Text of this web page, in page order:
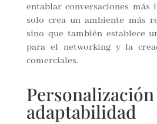
entablar conversaciones más
solo crea un ambiente más
sino que también establece
para el networking y la
comerciales.
Personalización
adaptabilidad